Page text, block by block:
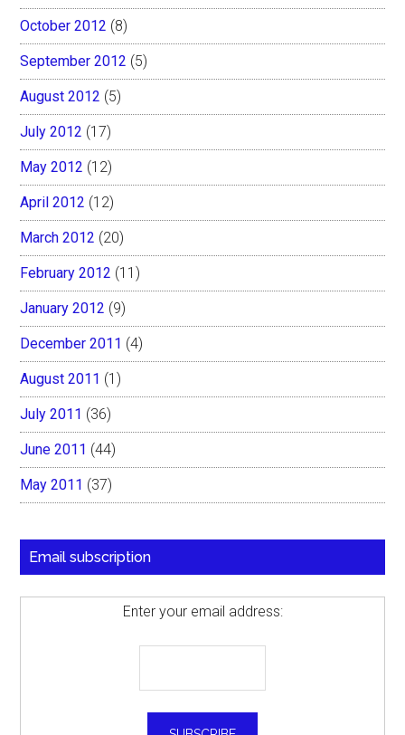
October 2012 (8)
September 2012 (5)
August 2012 (5)
July 2012 (17)
May 2012 (12)
April 2012 (12)
March 2012 (20)
February 2012 (11)
January 2012 (9)
December 2011 (4)
August 2011 (1)
July 2011 (36)
June 2011 (44)
May 2011 (37)
Email subscription
Enter your email address: